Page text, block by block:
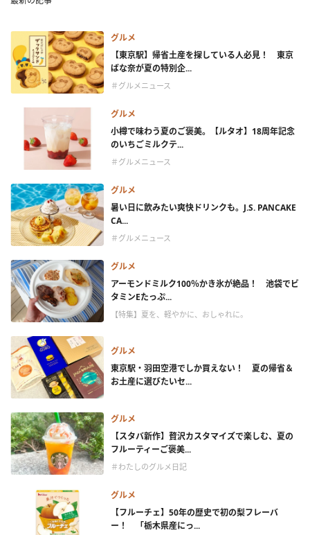
グルメ
【東京駅】帰省土産を探している人必見！ 東京
ばな奈が夏の特別企...
＃グルメニュース
グルメ
小樽で味わう夏のご褒美。【ルタオ】18周年記念
のいちごミルクテ...
＃グルメニュース
グルメ
暑い日に飲みたい爽快ドリンクも。J.S. PANCAKE
CA...
＃グルメニュース
グルメ
アーモンドミルク100％かき氷が絶品！ 池袋でビ
タミンEたっぷ...
【特集】夏を、軽やかに、おしゃれに。
グルメ
東京駅・羽田空港でしか買えない！ 夏の帰省＆
お土産に選びたいセ...
グルメ
【スタバ新作】贅沢カスタマイズで楽しむ、夏の
フルーティーご褒美...
＃わたしのグルメ日記
グルメ
【フルーチェ】50年の歴史で初の梨フレーバ
ー！ 「栃木県産にっ...